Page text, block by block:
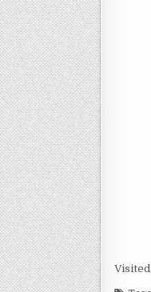
Visited